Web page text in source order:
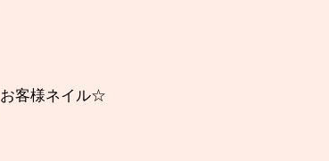
お客様ネイル☆